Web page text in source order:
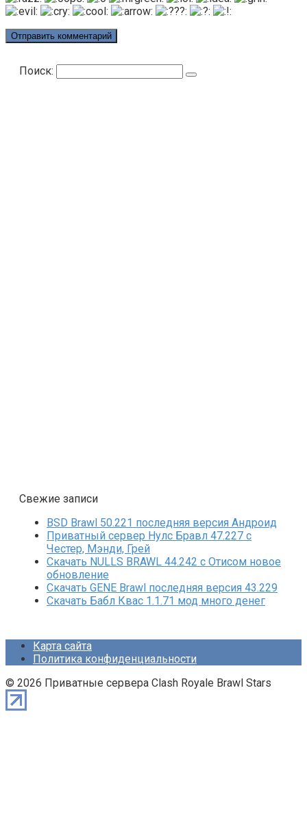
Поиск:
Свежие записи
BSD Brawl 50.221 последняя версия Андроид
Приватный сервер Нулс Бравл 47.227 с
Честер, Мэнди, Грей
Скачать NULLS BRAWL 44.242 с Отисом новое
обновление
Скачать GENE Brawl последняя версия 43.229
Скачать Бабл Квас 1.1.71 мод много денег
Карта сайта
Политика конфиденциальности
© 2026 Приватные сервера Clash Royale Brawl Stars